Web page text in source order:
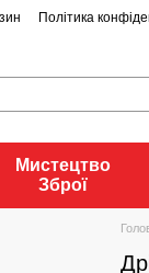
Політика
Мистецтво
Зброї